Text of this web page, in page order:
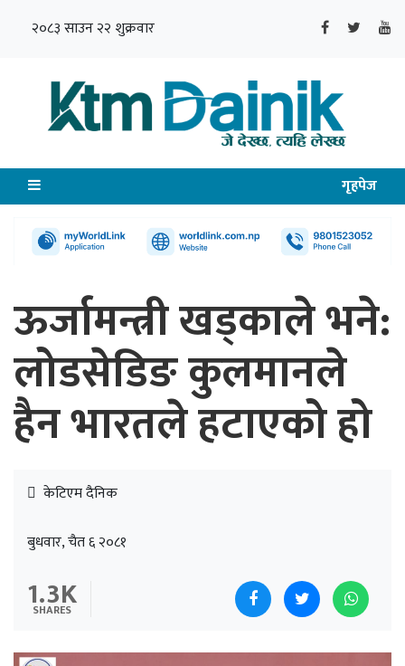
२०८३ साउन २२ शुक्रवार
गृहपेज
ऊर्जामन्त्री खड्काले भने:
लोडसेडिङ कुलमानले
हैन भारतले हटाएको हो
केटिएम दैनिक
बुधवार, चैत ६ २०८१
1.3K
SHARES